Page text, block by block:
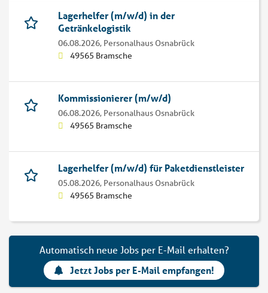
Lagerhelfer (m/w/d) in der
Getränkelogistik
06.08.2026, Personalhaus Osnabrück
49565 Bramsche
Kommissionierer (m/w/d)
06.08.2026, Personalhaus Osnabrück
49565 Bramsche
Lagerhelfer (m/w/d) für Paketdienstleister
05.08.2026, Personalhaus Osnabrück
49565 Bramsche
Automatisch neue Jobs per E-Mail erhalten?
Jetzt Jobs per E-Mail empfangen!